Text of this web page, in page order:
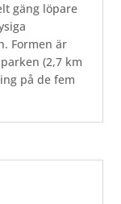
gäng löpare
Formen är
(2,7 km
på de fem